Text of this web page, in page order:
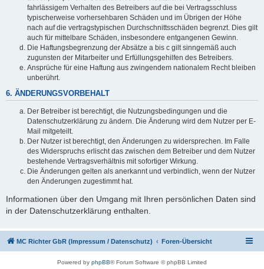
fahrlässigem Verhalten des Betreibers auf die bei Vertragsschluss
typischerweise vorhersehbaren Schäden und im Übrigen der Höhe
nach auf die vertragstypischen Durchschnittsschäden begrenzt. Dies gilt
auch für mittelbare Schäden, insbesondere entgangenen Gewinn.
Die Haftungsbegrenzung der Absätze a bis c gilt sinngemäß auch
zugunsten der Mitarbeiter und Erfüllungsgehilfen des Betreibers.
Ansprüche für eine Haftung aus zwingendem nationalem Recht bleiben
unberührt.
6. ÄNDERUNGSVORBEHALT
Der Betreiber ist berechtigt, die Nutzungsbedingungen und die
Datenschutzerklärung zu ändern. Die Änderung wird dem Nutzer per E-
Mail mitgeteilt.
Der Nutzer ist berechtigt, den Änderungen zu widersprechen. Im Falle
des Widerspruchs erlischt das zwischen dem Betreiber und dem Nutzer
bestehende Vertragsverhältnis mit sofortiger Wirkung.
Die Änderungen gelten als anerkannt und verbindlich, wenn der Nutzer
den Änderungen zugestimmt hat.
Informationen über den Umgang mit Ihren persönlichen Daten sind
in der Datenschutzerklärung enthalten.
MC Richter GbR (Impressum / Datenschutz) Foren-Übersicht
Powered by phpBB® Forum Software © phpBB Limited